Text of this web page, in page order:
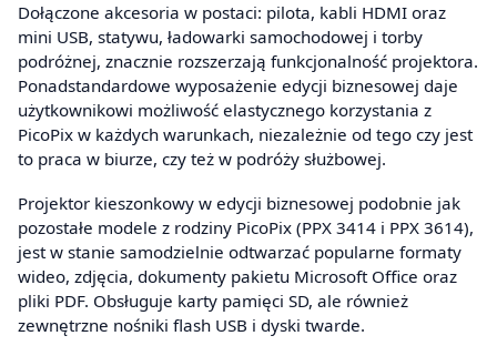
Dołączone akcesoria w postaci: pilota, kabli HDMI oraz
mini USB, statywu, ładowarki samochodowej i torby
podróżnej, znacznie rozszerzają funkcjonalność projektora.
Ponadstandardowe wyposażenie edycji biznesowej daje
użytkownikowi możliwość elastycznego korzystania z
PicoPix w każdych warunkach, niezależnie od tego czy jest
to praca w biurze, czy też w podróży służbowej.
Projektor kieszonkowy w edycji biznesowej podobnie jak
pozostałe modele z rodziny PicoPix (PPX 3414 i PPX 3614),
jest w stanie samodzielnie odtwarzać popularne formaty
wideo, zdjęcia, dokumenty pakietu Microsoft Office oraz
pliki PDF. Obsługuje karty pamięci SD, ale również
zewnętrzne nośniki flash USB i dyski twarde.